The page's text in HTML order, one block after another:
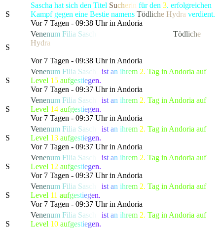
S
Sascha hat sich den Titel Sucherin für den 3. erfolgreichen
Kampf gegen eine Bestie namens Tödliche Hydra verdient.
Vor 7 Tagen - 09:38 Uhr in Andoria
S
Venenum Filia Sasc Tödliche
Hydra
Vor 7 Tagen - 09:38 Uhr in Andoria
S
Venenum Filia Sasc ist an ihrem 2. Tag in Andoria auf
Level 15 aufgestiegen.
Vor 7 Tagen - 09:37 Uhr in Andoria
S
Venenum Filia Sasc ist an ihrem 2. Tag in Andoria auf
Level 14 aufgestiegen.
Vor 7 Tagen - 09:37 Uhr in Andoria
S
Venenum Filia Sasc ist an ihrem 2. Tag in Andoria auf
Level 13 aufgestiegen.
Vor 7 Tagen - 09:37 Uhr in Andoria
S
Venenum Filia Sasc ist an ihrem 2. Tag in Andoria auf
Level 12 aufgestiegen.
Vor 7 Tagen - 09:37 Uhr in Andoria
S
Venenum Filia Sasc ist an ihrem 2. Tag in Andoria auf
Level 11 aufgestiegen.
Vor 7 Tagen - 09:37 Uhr in Andoria
S
Venenum Filia Sasc ist an ihrem 2. Tag in Andoria auf
Level 10 aufgestiegen.